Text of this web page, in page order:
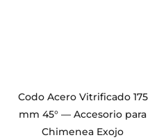
Codo Acero Vitrificado 175
mm 45° — Accesorio para
Chimenea Exojo